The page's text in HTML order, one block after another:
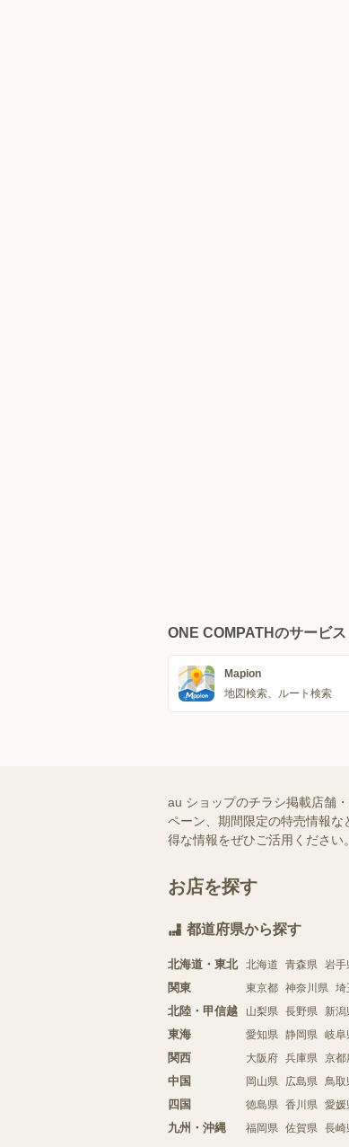
ONE COMPATHのサービス
Mapion
地図検索、ルート検索
au ショップのチラシ掲載店舗
ペーン、期間限定の特売情報
得な情報をぜひご活用ください。
お店を探す
都道府県から探す
北海道・東北 北海道 青森県 岩手
関東 東京都 神奈川県 埼
北陸・甲信越 山梨県 長野県 新潟
東海 愛知県 静岡県 岐阜
関西 大阪府 兵庫県 京都
中国 岡山県 広島県 鳥取
四国 徳島県 香川県 愛媛
九州・沖縄 福岡県 佐賀県 長崎